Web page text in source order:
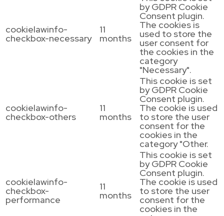
cookielawinfo-
checkbox-necessary
11
months
by GDPR Cookie
Consent plugin.
The cookies is
used to store the
user consent for
the cookies in the
category
"Necessary".
cookielawinfo-
checkbox-others
11
months
This cookie is set
by GDPR Cookie
Consent plugin.
The cookie is used
to store the user
consent for the
cookies in the
category "Other.
cookielawinfo-
checkbox-
performance
11
months
This cookie is set
by GDPR Cookie
Consent plugin.
The cookie is used
to store the user
consent for the
cookies in the